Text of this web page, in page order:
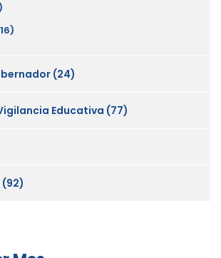
(24)
Educativa (77)
(92)